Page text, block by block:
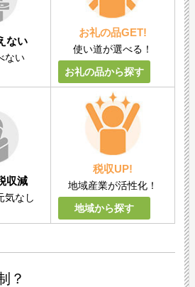
ない
ない
お礼の品GET!
使い道が選べる！
お礼の品から探す
収減
気なし
税収UP!
地域産業が活性化！
地域から探す
？